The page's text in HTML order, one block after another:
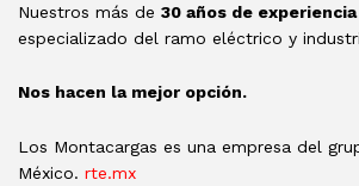
Nuestros más de 30 años de experiencia
especializado del ramo eléctrico y
Nos hacen la mejor opción.
Los Montacargas es una empresa del
México. rte.mx